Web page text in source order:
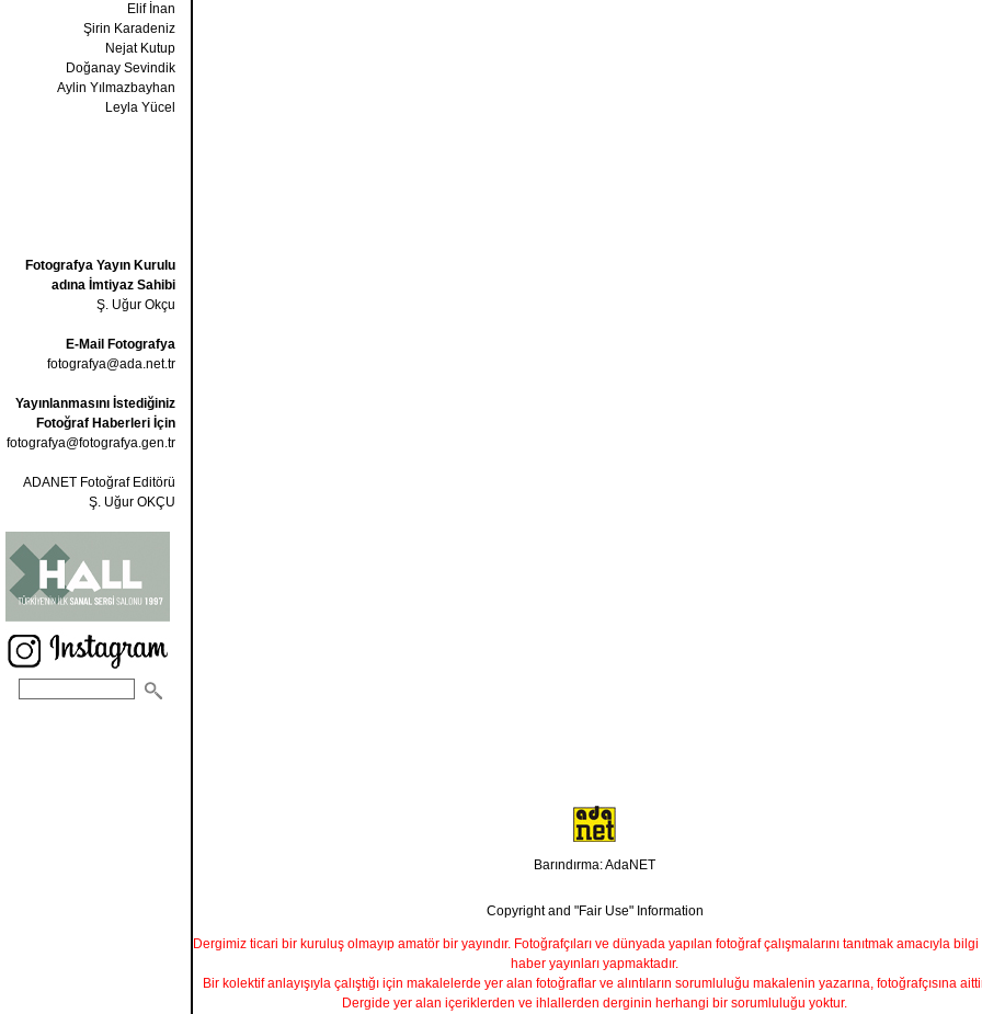
Elif İnan
Şirin Karadeniz
Nejat Kutup
Doğanay Sevindik
Aylin Yılmazbayhan
Leyla Yücel
Fotografya Yayın Kurulu
adına İmtiyaz Sahibi
Ş. Uğur Okçu
E-Mail Fotografya
fotografya@ada.net.tr
Yayınlanmasını İstediğiniz
Fotoğraf Haberleri İçin
fotografya@fotografya.gen.tr
ADANET Fotoğraf Editörü
Ş. Uğur OKÇU
Barındırma: AdaNET
Copyright and "Fair Use" Information
Dergimiz ticari bir kuruluş olmayıp amatör bir yayındır. Fotoğrafçıları ve dünyada yapılan fotoğraf çalışmalarını tanıtmak amacıyla bilgi
haber yayınları yapmaktadır.
Bir kolektif anlayışıyla çalıştığı için makalelerde yer alan fotoğraflar ve alıntıların sorumluluğu makalenin yazarına, fotoğrafçısına
Dergide yer alan içeriklerden ve ihlallerden derginin herhangi bir sorumluluğu yoktur.